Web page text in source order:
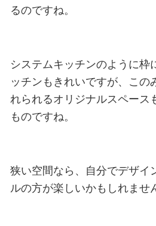
るのですね。
システムキッチンのように枠
ッチンもきれいですが、この
れられるオリジナルスペース
ものですね。
狭い空間なら、自分でデザイ
ルの方が楽しいかもしれませ